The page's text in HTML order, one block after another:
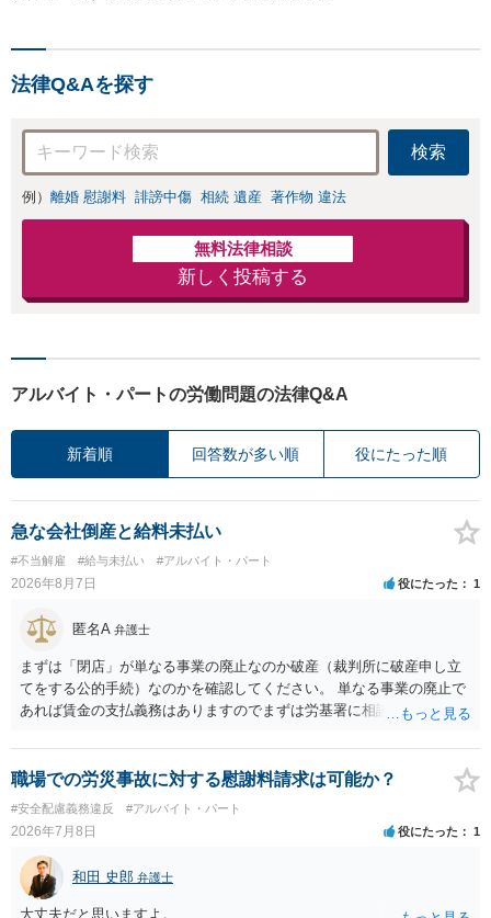
法律Q&Aを探す
検索
例） 離婚 慰謝料 誹謗中傷 相続 遺産 著作物 違法
無料法律相談
新しく投稿する
アルバイト・パートの労働問題の法律Q&A
新着順 回答数が多い順 役にたった順
急な会社倒産と給料未払い
#不当解雇 #給与未払い #アルバイト・パート
2026年8月7日 役にたった 1
匿名A 弁護士
まずは「閉店」が単なる事業の廃止なのか破産（裁判所に破産申し立
てをする公的手続）なのかを確認してください。 単なる事業の廃止で
あれば賃金の支払義務はありますのでまずは労基署に相談してくださ
しいかもしれませんが）賃金などの労働債権は他の債務より優先して
支払われます。ただし支払までにかなり時間がかかるでしょう。 さら
に、「独立行政法人労働者健康安全機構 」という公的機関が未払賃金
の立替事業を行っています。詳しくは、同機構の＜未払賃金立替払相
談コーナー＞ TEL 044-431-8663 相談時間：土日祝日を除く9:15～1
7:00 に相談してみてください。同じように未払となった他の従業員の
方がいれば一緒に相談してみるといいでしょう。
職場での労災事故に対する慰謝料請求は可能か？
#安全配慮義務違反 #アルバイト・パート
2026年7月8日 役にたった 1
和田 史郎 弁護士
大丈夫だと思いますよ。